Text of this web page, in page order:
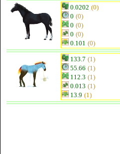
0.0202 (0)
0 (0)
0 (0)
0 (0)
0.101 (0)
133.7 (1)
55.66 (1)
112.3 (1)
0.013 (1)
13.9 (1)